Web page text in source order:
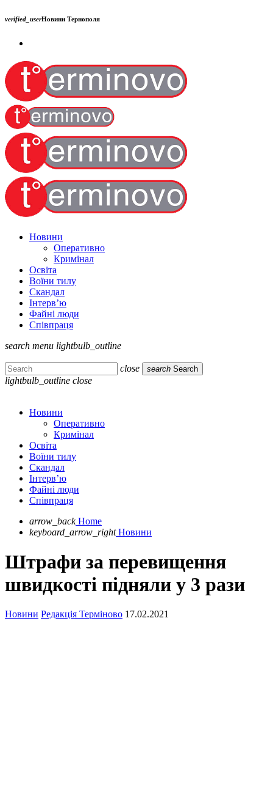
verified_userНовини Тернополя
Новини
Оперативно
Кримінал
Освіта
Воїни тилу
Скандал
Інтерв’ю
Файні люди
Співпраця
search menu lightbulb_outline
close search Search
lightbulb_outline close
Новини
Оперативно
Кримінал
Освіта
Воїни тилу
Скандал
Інтерв’ю
Файні люди
Співпраця
arrow_back Home
keyboard_arrow_right Новини
Штрафи за перевищення
швидкості підняли у 3 рази
Новини Редакція Терміново 17.02.2021